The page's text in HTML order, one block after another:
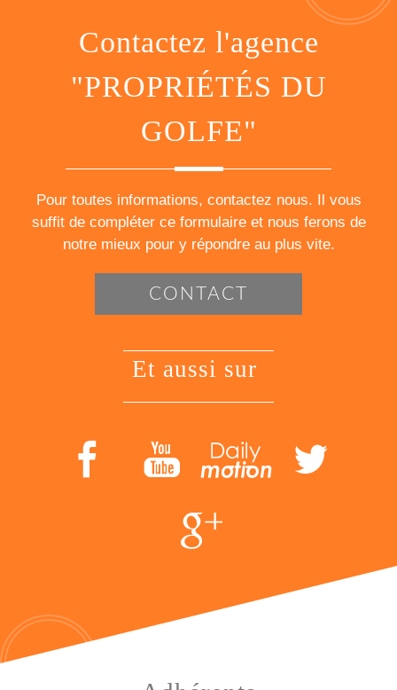
contactez l'agence
"PROPRIÉTÉS DU
GOLFE"
Pour toutes informations, contactez nous. Il vous
suffit de compléter ce formulaire et nous ferons de
notre mieux pour y répondre au plus vite.
CONTACT
et aussi sur